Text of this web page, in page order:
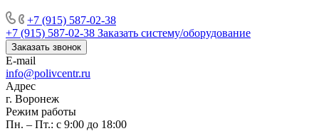
+7 (915) 587-02-38
+7 (915) 587-02-38 Заказать систему/оборудование
Заказать звонок
E-mail
info@polivcentr.ru
Адрес
г. Воронеж
Режим работы
Пн. – Пт.: с 9:00 до 18:00